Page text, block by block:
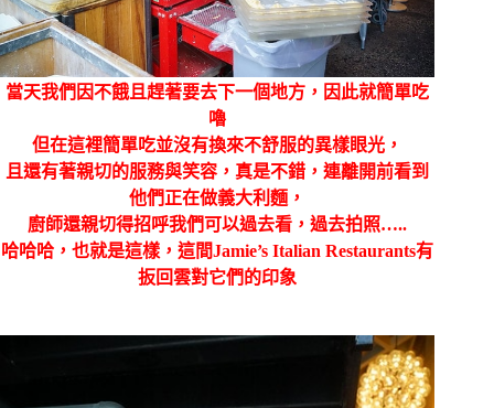
當天我們因不餓且趕著要去下一個地方，因此就簡單吃
嚕
但在這裡簡單吃並沒有換來不舒服的異樣眼光，
且還有著親切的服務與笑容，真是不錯，連離開前看到
他們正在做義大利麵，
廚師還親切得招呼我們可以過去看，過去拍照…..
哈哈哈，也就是這樣，這間Jamie’s Italian Restaurants有
扳回雲對它們的印象